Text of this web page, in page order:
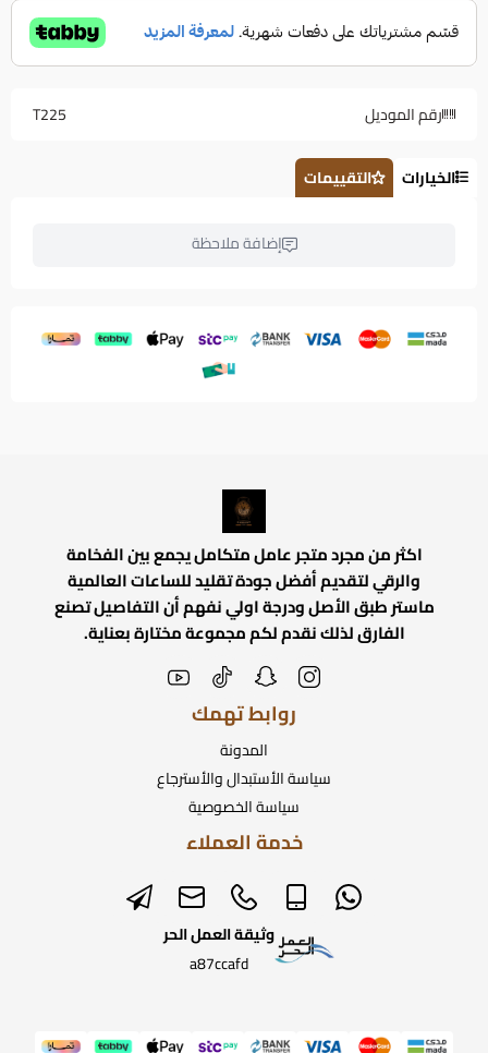
رقم الموديل T225
الخيارات التقييمات
إضافة ملاحظة
اكثر من مجرد متجر عامل متكامل يجمع بين الفخامة
والرقي لتقديم أفضل جودة تقليد للساعات العالمية
ماستر طبق الأصل ودرجة اولي نفهم أن التفاصيل تصنع
الفارق لذلك نقدم لكم مجموعة مختارة بعناية.
روابط تهمك
المدونة
سياسة الأستبدال والأسترجاع
سياسة الخصوصية
خدمة العملاء
وثيقة العمل الحر
a87ccafd